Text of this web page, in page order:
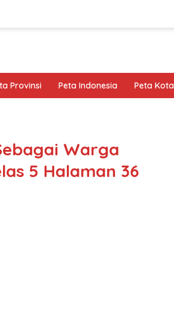
Provinsi Peta Indonesia Peta Kota
Warga
5 Halaman 36